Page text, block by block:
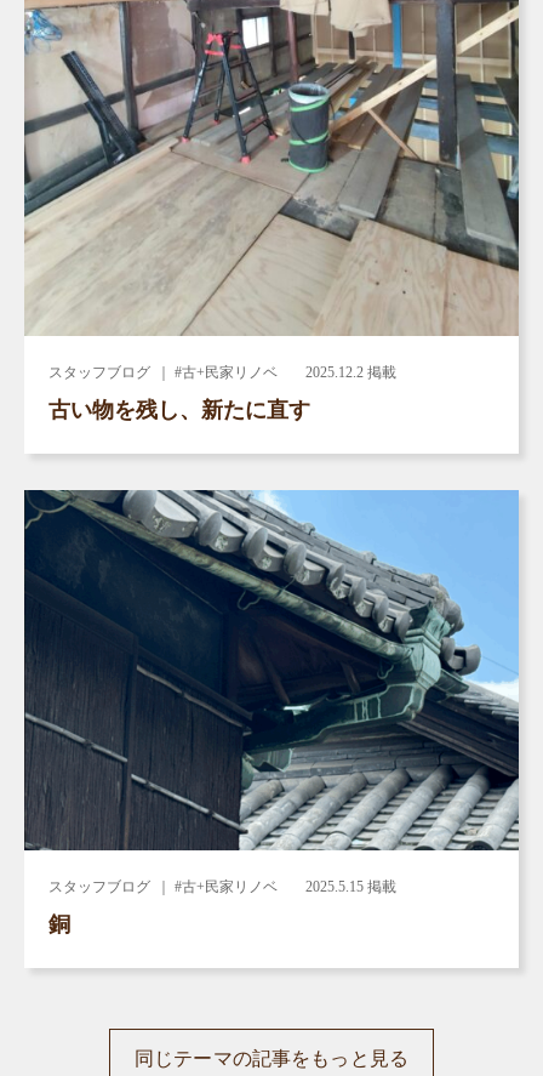
スタッフブログ ｜ #古+民家リノベ 2025.12.2 掲載
古い物を残し、新たに直す
スタッフブログ ｜ #古+民家リノベ 2025.5.15 掲載
銅
同じテーマの記事をもっと見る